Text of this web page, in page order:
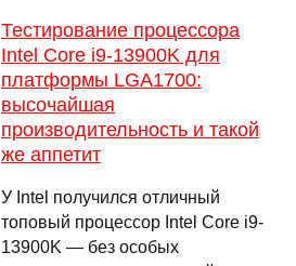
Тестирование процессора
Intel Core i9-13900K для
платформы LGA1700:
высочайшая
производительность и такой
же аппетит
У Intel получился отличный
топовый процессор Intel Core i9-
13900K — без особых